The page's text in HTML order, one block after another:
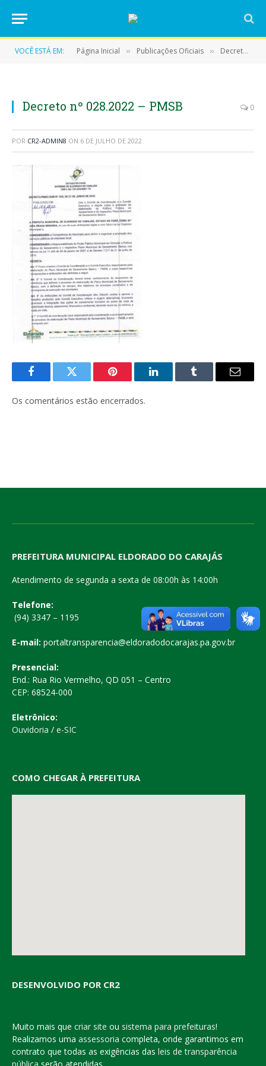
VOCÊ ESTÁ EM: Página Inicial » Publicações Oficiais » Decretos
Decreto nº 028.2022 – PMSB 0
POR CR2-ADMIN8 ON 6 DE JULHO DE 2022
FacebookTwitter Pinterest LinkedInTumblr
E-
Os comentários estão encerrados.
PREFEITURA MUNICIPAL ELDORADO DO CARAJÁS
Atendimento de segunda a sexta de 08:00h às 14:00h
Telefone:
(94) 3347 – 1195
E-mail: portaltransparencia@eldoradodocarajas.pa.gov.br
Presencial:
End.: Rua Rio Vermelho, QD 051 – Centro
CEP: 68524-000
Eletrônico:
Ouvidoria / e-SIC
COMO CHEGAR À PREFEITURA
DESENVOLVIDO POR CR2
Muito mais que criar site ou sistema para prefeituras!
Realizamos uma assessoria completa, onde garantimos em
contrato que todas as exigências das leis de transparência